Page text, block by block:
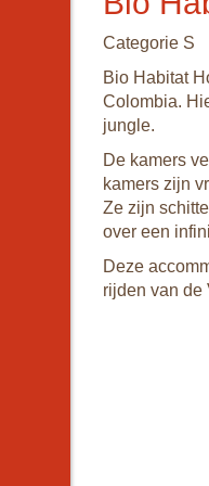
Categorie S
Bio Habitat
Colombia.
jungle.
De kamers
kamers zijn
Ze zijn
over een
Deze
rijden van de